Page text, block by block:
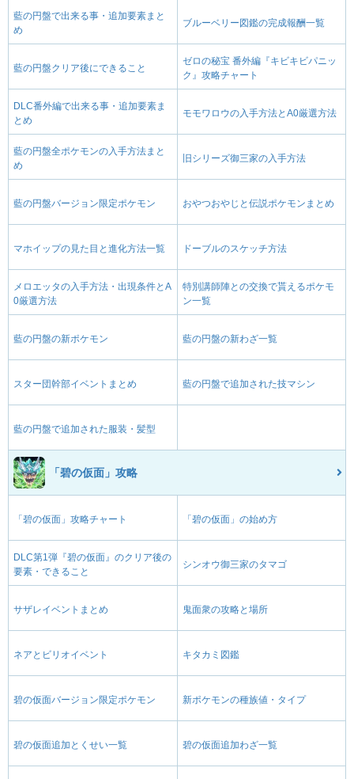
藍の円盤で出来る事・追加要素まと
め
ブルーベリー図鑑の完成報酬一覧
藍の円盤クリア後にできること
ゼロの秘宝 番外編『キビキビパニッ
ク』攻略チャート
DLC番外編で出来る事・追加要素ま
とめ
モモワロウの入手方法とA0厳選方法
藍の円盤全ポケモンの入手方法まと
め
旧シリーズ御三家の入手方法
藍の円盤バージョン限定ポケモン おやつおやじと伝説ポケモンまとめ
マホイップの見た目と進化方法一覧 ドーブルのスケッチ方法
メロエッタの入手方法・出現条件とA
0厳選方法
特別講師陣との交換で貰えるポケモ
ン一覧
藍の円盤の新ポケモン 藍の円盤の新わざ一覧
スター団幹部イベントまとめ 藍の円盤で追加された技マシン
藍の円盤で追加された服装・髪型
「碧の仮面」攻略
「碧の仮面」攻略チャート 「碧の仮面」の始め方
DLC第1弾『碧の仮面』のクリア後の
要素・できること
シンオウ御三家のタマゴ
サザレイベントまとめ 鬼面衆の攻略と場所
ネアとビリオイベント キタカミ図鑑
碧の仮面バージョン限定ポケモン 新ポケモンの種族値・タイプ
碧の仮面追加とくせい一覧 碧の仮面追加わざ一覧